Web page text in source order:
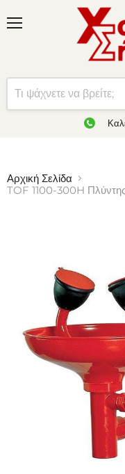
Αρχική Σελίδα
TOF 1100-300H Πλύντης